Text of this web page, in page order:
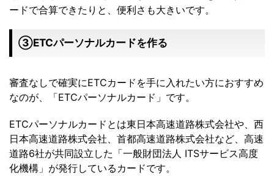
ードで合算できたりと、便利さも大きいです。
③ETCパーソナルカードを作る
審査なしで確実にETCカードを手に入れたい方におすすめ
なのが、「ETCパーソナルカード」です。
ETCパーソナルカードとは東日本高速道路株式会社や、西
日本高速道路株式会社、首都高速道路株式会社など、高速
道路6社が共同設立した「一般財団法人 ITSサービス高度
化機構」が発行しているカードです。